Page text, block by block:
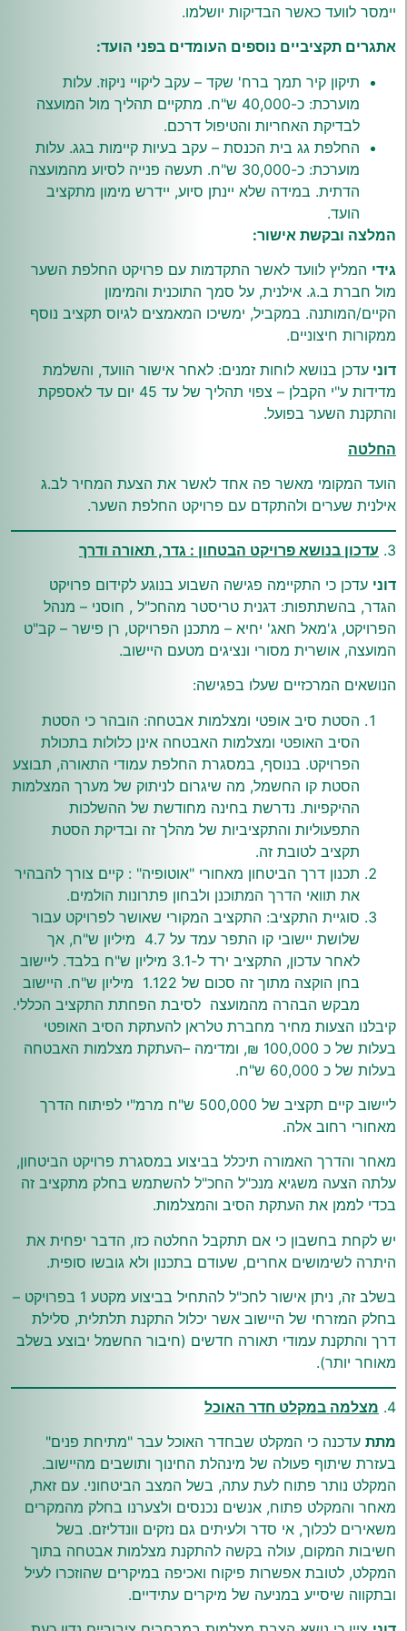
יימסר לוועד כאשר הבדיקות יושלמו.
אתגרים תקציביים נוספים העומדים בפני הועד:
תיקון קיר תמך ברח' שקד – עקב ליקויי ניקוז. עלות
מוערכת: כ-40,000 ש"ח. מתקיים תהליך מול המועצה
לבדיקת האחריות והטיפול דרכם.
החלפת גג בית הכנסת – עקב בעיות קיימות בגג. עלות
מוערכת: כ-30,000 ש"ח. תעשה פנייה לסיוע מהמועצה
הדתית. במידה שלא יינתן סיוע, יידרש מימון מתקציב
הועד.
המלצה ובקשת אישור:
גידי המליץ לוועד לאשר התקדמות עם פרויקט החלפת השער
מול חברת ב.ג. אילנית, על סמך התוכנית והמימון
הקיים/המותנה. במקביל, ימשיכו המאמצים לגיוס תקציב נוסף
ממקורות חיצוניים.
דוני עדכן בנושא לוחות זמנים: לאחר אישור הוועד, והשלמת
מדידות ע"י הקבלן – צפוי תהליך של עד 45 יום עד לאספקת
והתקנת השער בפועל.
החלטה
הועד המקומי מאשר פה אחד לאשר את הצעת המחיר לב.ג
אילנית שערים ולהתקדם עם פרויקט החלפת השער.
3. עדכון בנושא פרויקט הבטחון : גדר, תאורה ודרך
דוני עדכן כי התקיימה פגישה השבוע בנוגע לקידום פרויקט
הגדר, בהשתתפות: דגנית טריסטר מהחכ"ל , חוסני – מנהל
הפרויקט, ג'מאל חאג' יחיא – מתכנן הפרויקט, רן פישר – קב"ט
המועצה, אושרית מסורי ונציגים מטעם היישוב.
הנושאים המרכזיים שעלו בפגישה:
הסטת סיב אופטי ומצלמות אבטחה: הובהר כי הסטת
הסיב האופטי ומצלמות האבטחה אינן כלולות בתכולת
הפרויקט. בנוסף, במסגרת החלפת עמודי התאורה, תבוצע
הסטת קו החשמל, מה שיגרום לניתוק של מערך המצלמות
ההיקפיות. נדרשת בחינה מחודשת של ההשלכות
התפעוליות והתקציביות של מהלך זה ובדיקת הסטת
תקציב לטובת זה.
תכנון דרך הביטחון מאחורי "אוטופיה" : קיים צורך להבהיר
את תוואי הדרך המתוכנן ולבחון פתרונות הולמים.
סוגיית התקציב: התקציב המקורי שאושר לפרויקט עבור
שלושת יישובי קו התפר עמד על 4.7 מיליון ש"ח, אך
לאחר עדכון, התקציב ירד ל-3.1 מיליון ש"ח בלבד. ליישוב
בחן הוקצה מתוך זה סכום של 1.122 מיליון ש"ח. היישוב
מבקש הבהרה מהמועצה לסיבת הפחתת התקציב הכללי.
קיבלנו הצעות מחיר מחברת טלראן להעתקת הסיב האופטי
בעלות של כ 100,000 ₪, ומדימה –העתקת מצלמות האבטחה
בעלות של כ 60,000 ש"ח.
ליישוב קיים תקציב של 500,000 ש"ח מרמ"י לפיתוח הדרך
מאחורי רחוב אלה.
מאחר והדרך האמורה תיכלל בביצוע במסגרת פרויקט הביטחון,
עלתה הצעה משגיא מנכ"ל החכ"ל להשתמש בחלק מתקציב זה
בכדי לממן את העתקת הסיב והמצלמות.
יש לקחת בחשבון כי אם תתקבל החלטה כזו, הדבר יפחית את
היתרה לשימושים אחרים, שעודם בתכנון ולא גובשו סופית.
בשלב זה, ניתן אישור לחכ"ל להתחיל בביצוע מקטע 1 בפרויקט –
בחלק המזרחי של היישוב אשר יכלול התקנת תלתלית, סלילת
דרך והתקנת עמודי תאורה חדשים (חיבור החשמל יבוצע בשלב
מאוחר יותר).
4. מצלמה במקלט חדר האוכל
מתת עדכנה כי המקלט שבחדר האוכל עבר "מתיחת פנים"
בעזרת שיתוף פעולה של מינהלת החינוך ותושבים מהיישוב.
המקלט נותר פתוח לעת עתה, בשל המצב הביטחוני. עם זאת,
מאחר והמקלט פתוח, אנשים נכנסים ולצערנו בחלק מהמקרים
משאירים לכלוך, אי סדר ולעיתים גם נזקים וונדליזם. בשל
חשיבות המקום, עולה בקשה להתקנת מצלמות אבטחה בתוך
המקלט, לטובת אפשרות פיקוח ואכיפה במיקרים שהוזכרו לעיל
ובתקווה שיסייע במניעה של מיקרים עתידיים.